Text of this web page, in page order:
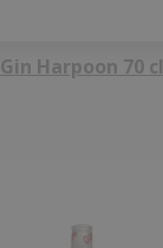
Gin Harpoon 70 cl